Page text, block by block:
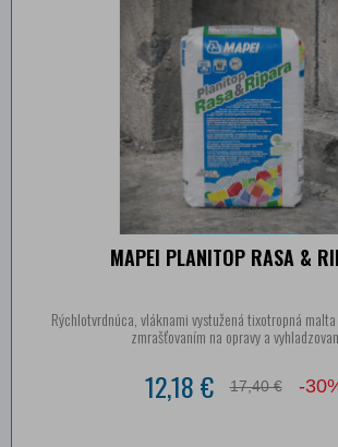
MAPEI PLANITOP RASA &
Rýchlotvrdnúca, vláknami vystužená tixotropná
zmrašťovaním na opravy a
12,18 € 17,40 € -